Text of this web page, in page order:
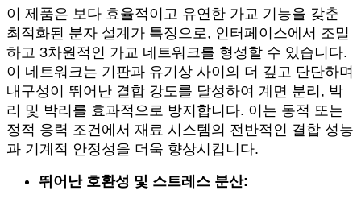
이 제품은 보다 효율적이고 유연한 가교 기능을 갖춘
최적화된 분자 설계가 특징으로, 인터페이스에서 조밀
하고 3차원적인 가교 네트워크를 형성할 수 있습니다.
이 네트워크는 기판과 유기상 사이의 더 깊고 단단하며
내구성이 뛰어난 결합 강도를 달성하여 계면 분리, 박
리 및 박리를 효과적으로 방지합니다. 이는 동적 또는
정적 응력 조건에서 재료 시스템의 전반적인 결합 성능
과 기계적 안정성을 더욱 향상시킵니다.
뛰어난 호환성 및 스트레스 분산: